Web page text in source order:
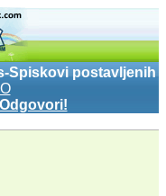
Spiskovi postavljenih
Odgovori!